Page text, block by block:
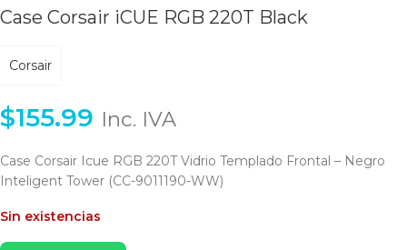
Case Corsair iCUE RGB 220T Black
Corsair
$155.99 Inc. IVA
Case Corsair Icue RGB 220T Vidrio Templado Frontal – Negro
Inteligent Tower (CC-9011190-WW)
Sin existencias